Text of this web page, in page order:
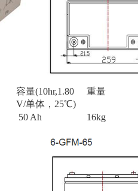
容量(10hr,1.80
V/单体，25℃)
重量
50 Ah 16kg